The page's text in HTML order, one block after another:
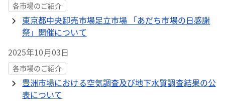
各市場のご紹介
東京都中央卸売市場足立市場 「あだち市場の日感謝
祭」開催について
2025年10月03日
各市場のご紹介
豊洲市場における空気調査及び地下水質調査結果の公
表について